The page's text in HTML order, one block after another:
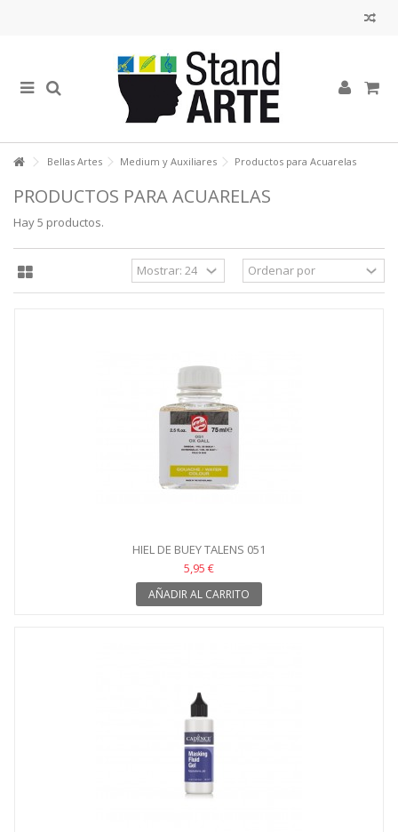
Bellas Artes Medium y Auxiliares Productos para Acuarelas
PRODUCTOS PARA ACUARELAS
Hay 5 productos.
HIEL DE BUEY TALENS 051
5,95 €
AÑADIR AL CARRITO